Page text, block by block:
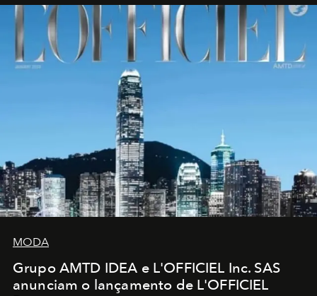
MODA
Grupo AMTD IDEA e L'OFFICIEL Inc. SAS
anunciam o lançamento de L'OFFICIEL